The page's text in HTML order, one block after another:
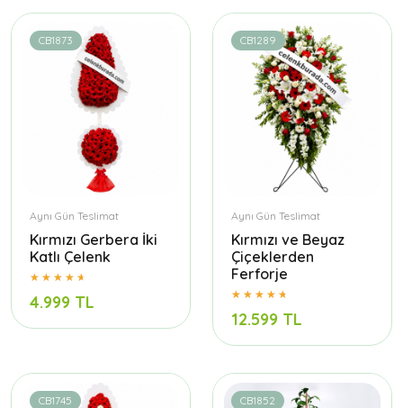
CB1873
Aynı Gün Teslimat
Kırmızı Gerbera İki
Katlı Çelenk
4.999 TL
CB1289
Aynı Gün Teslimat
Kırmızı ve Beyaz
Çiçeklerden
Ferforje
12.599 TL
CB1745 CB1852